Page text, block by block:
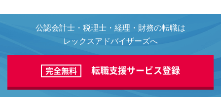
公認会計士・税理士・経理・財務の転職は
レックスアドバイザーズへ
完全無料 転職支援サービス登録